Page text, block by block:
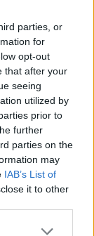
parties, or
for
opt-out
that after your
seeing
utilized by
prior to
further
parties on the
may
IAB’s List of
it to other
Google